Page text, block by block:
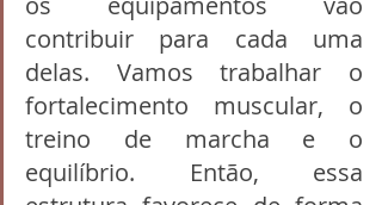
contribuir para cada uma
delas. Vamos trabalhar o
fortalecimento muscular, o
treino de marcha e o
equilíbrio. Então, essa